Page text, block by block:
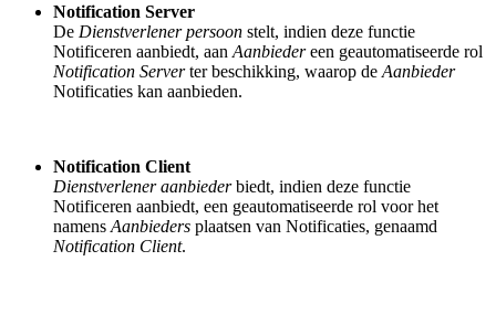
Notification Server
De Dienstverlener persoon stelt, indien deze functie
Notificeren aanbiedt, aan Aanbiedereen geautomatiseerde rol
Notification Serverter beschikking, waarop de Aanbieder
Notificaties kan aanbieden.
Notification Client
Dienstverlener aanbiederbiedt, indien deze functie
Notificeren aanbiedt, een geautomatiseerde rol voor het
namens Aanbieders plaatsen van Notificaties, genaamd
Notification Client.